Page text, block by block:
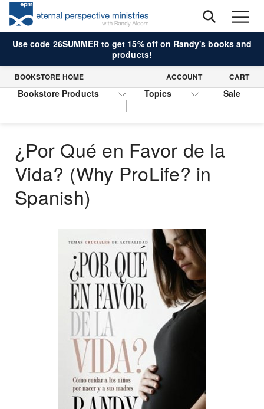
Use code 26SUMMER to get 15% off on Randy's books and
products!
BOOKSTORE HOME ACCOUNT CART
Bookstore Products Topics Sale
¿Por Qué en Favor de la
Vida? (Why ProLife? in
Spanish)